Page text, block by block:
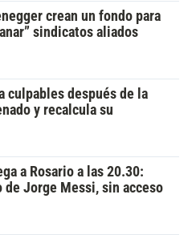
crean un fondo para
sindicatos aliados
culpables después de la
y recalcula su
a Rosario a las 20.30:
Jorge Messi, sin acceso